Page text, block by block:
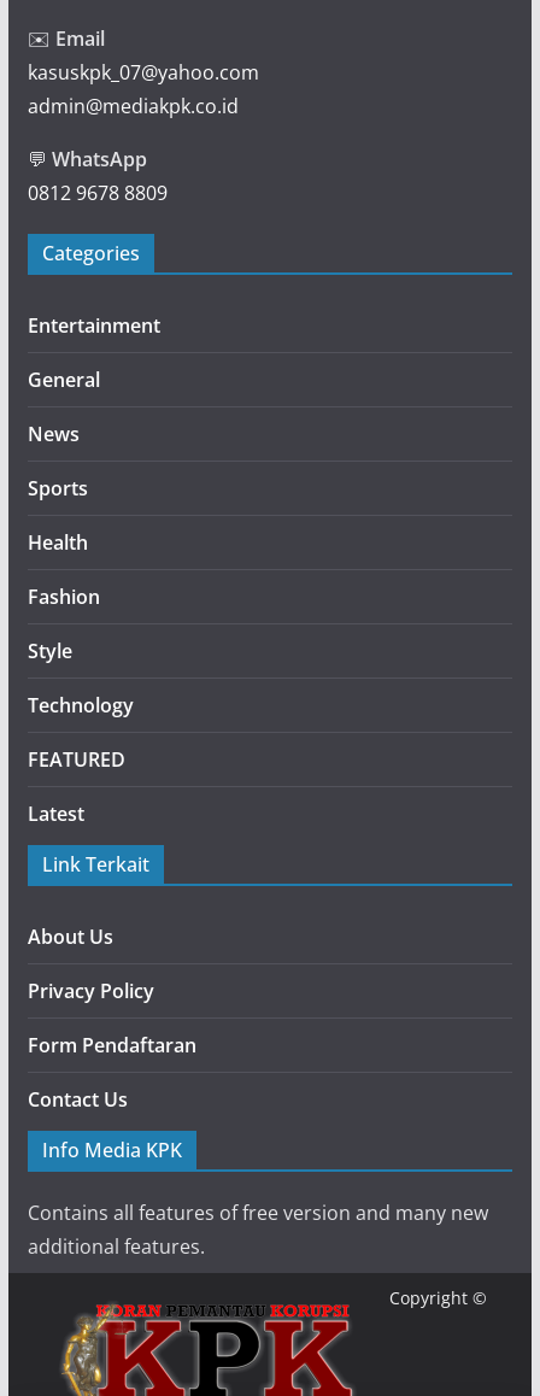
✉️ Email
kasuskpk_07@yahoo.com
admin@mediakpk.co.id
💬 WhatsApp
0812 9678 8809
Categories
Entertainment
General
News
Sports
Health
Fashion
Style
Technology
FEATURED
Latest
Link Terkait
About Us
Privacy Policy
Form Pendaftaran
Contact Us
Info Media KPK
Contains all features of free version and many new
additional features.
Copyright ©